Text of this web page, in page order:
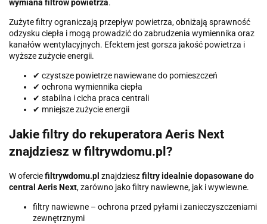
wymiana filtrów powietrza.
Zużyte filtry ograniczają przepływ powietrza, obniżają sprawność
odzysku ciepła i mogą prowadzić do zabrudzenia wymiennika oraz
kanałów wentylacyjnych. Efektem jest gorsza jakość powietrza i
wyższe zużycie energii.
✔ czystsze powietrze nawiewane do pomieszczeń
✔ ochrona wymiennika ciepła
✔ stabilna i cicha praca centrali
✔ mniejsze zużycie energii
Jakie filtry do rekuperatora Aeris Next
znajdziesz w filtrywdomu.pl?
W oferciefiltrywdomu.pl znajdzieszfiltry idealnie dopasowane do
central Aeris Next, zarówno jako filtry nawiewne, jak i wywiewne.
filtry nawiewne – ochrona przed pyłami i zanieczyszczeniami
zewnętrznymi